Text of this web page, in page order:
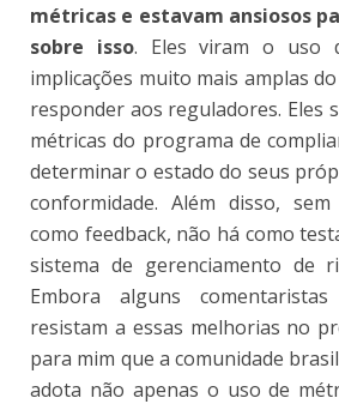
métricas e estavam ansiosos
sobre isso. Eles viram o uso
implicações muito mais amplas
responder aos reguladores. Eles
métricas do programa de
determinar o estado do seus
conformidade. Além disso,
como feedback, não há como
sistema de gerenciamento de
Embora alguns
resistam a essas melhorias no
para mim que a comunidade
adota não apenas o uso de